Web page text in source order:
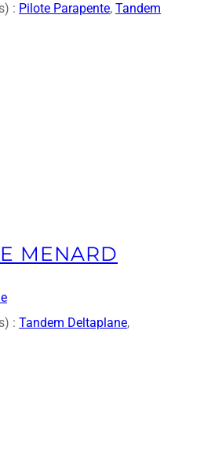
: Pilote Parapente, Tandem
MENARD
: Tandem Deltaplane